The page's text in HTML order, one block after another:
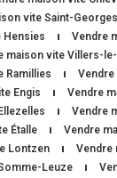
vite Saint-
Hensies
Vendre
maison vite Villers-
Ramillies
Vendre
Engis
Vendre
Vendre
Étalle
Vendre
Lontzen
Vendre
Leuze